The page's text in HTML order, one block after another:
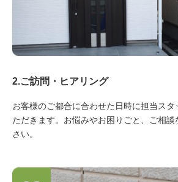
2.ご訪問・ヒアリング
お客様のご都合に合わせた日時に担当ス
ただきます。お悩みやお困りごと、ご相
さい。